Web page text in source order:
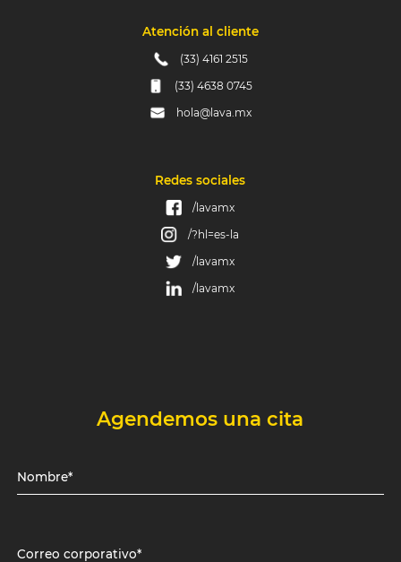
Atención al cliente
(33) 4161 2515
(33) 4638 0745
hola@lava.mx
Redes sociales
/lavamx
/?hl=es-la
/lavamx
/lavamx
Agendemos una cita
Nombre*
Correo corporativo*